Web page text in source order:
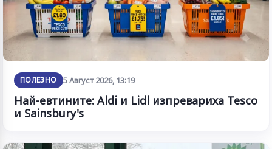
ПОЛЕЗНО 5 Август 2026, 13:19
Най-евтините: Aldi и Lidl изпревариха Tesco
и Sainsbury's